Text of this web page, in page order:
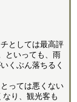
としては最高評
といっても、雨
くぶん落ちるく
っては悪くない
り、観光客も